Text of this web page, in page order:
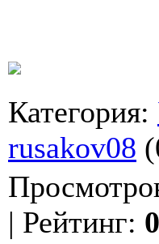
Категория:
rusakov08
| Рейтинг: